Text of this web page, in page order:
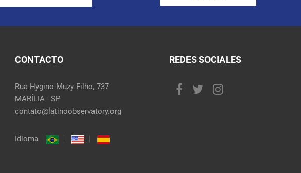
CONTACTO
Rua Hygino Muzy Filho, 737
MARÍLIA - SP
contato@latinoobservatory.org
Idioma
REDES SOCIALES